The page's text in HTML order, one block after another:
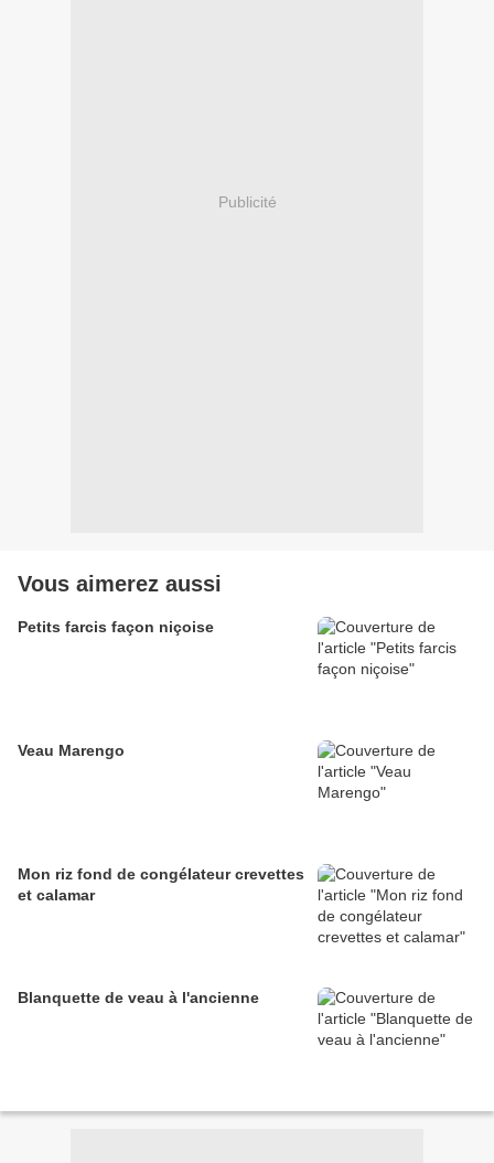
Publicité
Vous aimerez aussi
Petits farcis façon niçoise
Veau Marengo
Mon riz fond de congélateur crevettes
et calamar
Blanquette de veau à l'ancienne